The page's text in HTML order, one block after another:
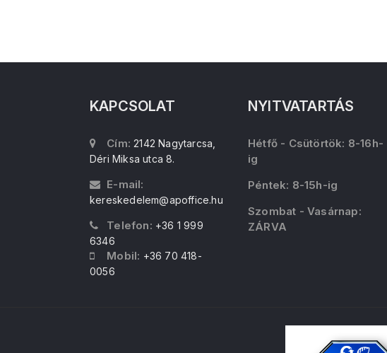
KAPCSOLAT
Cím: 2142 Nagytarcsa,
Déri Miksa utca 8.
E-mail:
kereskedelem@apoffice.hu
Telefon: +36 1 999
6346
Mobil: +36 70 418-
0056
NYITVATARTÁS
Hétfő - Csütörtök: 8-16h-
ig
Péntek: 8-15h-ig
Szombat - Vasárnap:
ZÁRVA